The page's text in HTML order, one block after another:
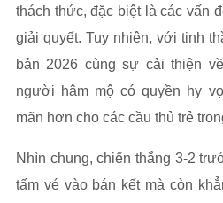
thách thức, đặc biệt là các vấn
giải quyết. Tuy nhiên, với tinh
bản 2026 cùng sự cải thiện
người hâm mộ có quyền hy
mãn hơn cho các cầu thủ trẻ
Nhìn chung, chiến thắng 3-2
tấm vé vào bán kết mà còn